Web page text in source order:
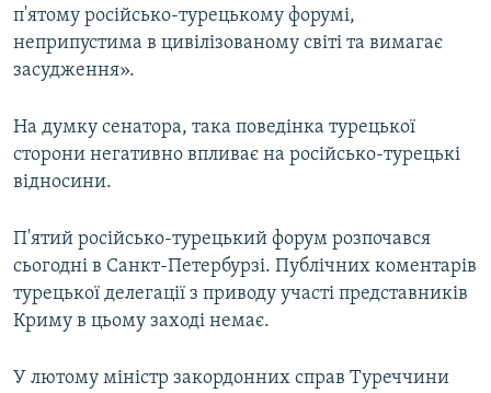
п'ятому російсько-турецькому форумі,
неприпустима в цивілізованому світі та вимагає
засудження».
На думку сенатора, така поведінка турецької
сторони негативно впливає на російсько-турецькі
відносини.
П'ятий російсько-турецький форум розпочався
сьогодні в Санкт-Петербурзі. Публічних коментарів
турецької делегації з приводу участі представників
Криму в цьому заході немає.
У лютому міністр закордонних справ Туреччини